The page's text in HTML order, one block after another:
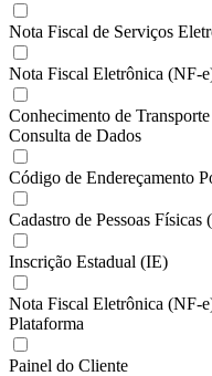
Nota Fiscal de Serviços
Nota Fiscal Eletrônica (NF-
Conhecimento de
Consulta de Dados
Código de Endereçamento
Cadastro de Pessoas Físicas
Inscrição Estadual (IE)
Nota Fiscal Eletrônica (NF-
Plataforma
Painel do Cliente